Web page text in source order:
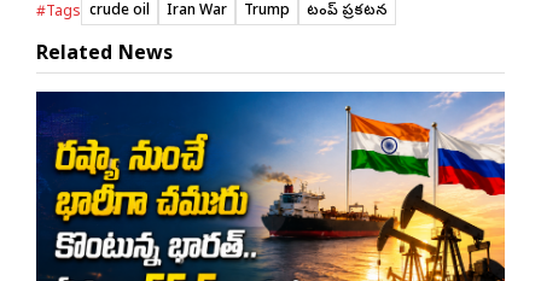
#Tags crude oil Iran War Trump ట్రంప్ ప్రకటన
Related News